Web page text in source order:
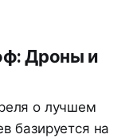
Дроны и
о лучшем
базируется на